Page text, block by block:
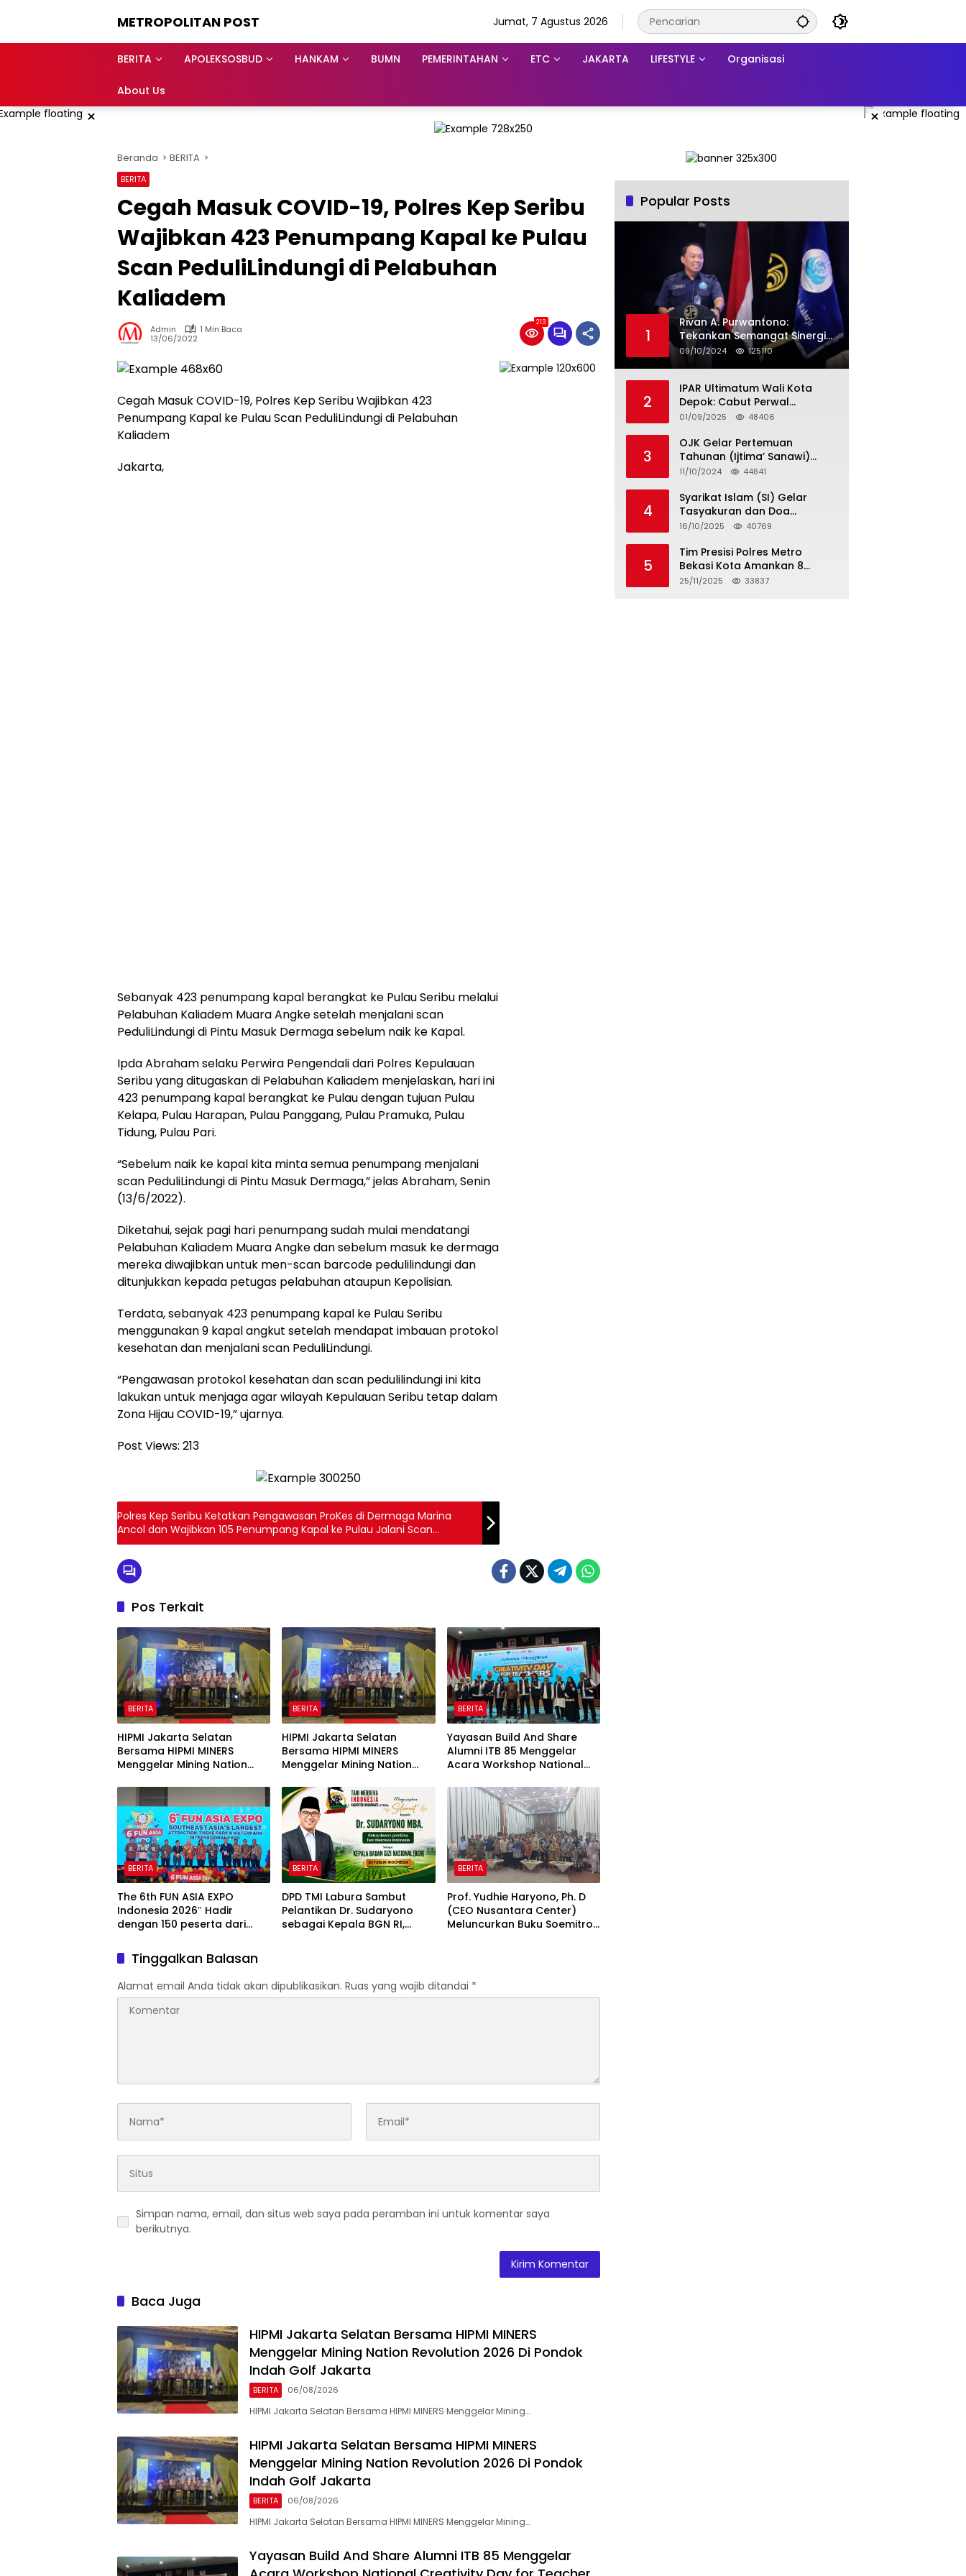
METROPOLITAN POST Jumat, 7 Agustus 2026
BERITA APOLEKSOSBUD HANKAM BUMN PEMERINTAHAN ETC JAKARTA LIFESTYLE Organisasi
About Us
× ×
Beranda BERITA
BERITA
Cegah Masuk COVID-19, Polres Kep Seribu
Wajibkan 423 Penumpang Kapal ke Pulau
Scan PeduliLindungi di Pelabuhan
Kaliadem
Admin
1 Min Baca
13/06/2022
213
Cegah Masuk COVID-19, Polres Kep Seribu Wajibkan 423
Penumpang Kapal ke Pulau Scan PeduliLindungi di Pelabuhan
Kaliadem
Jakarta,
Sebanyak 423 penumpang kapal berangkat ke Pulau Seribu melalui
Pelabuhan Kaliadem Muara Angke setelah menjalani scan
PeduliLindungi di Pintu Masuk Dermaga sebelum naik ke Kapal.
Ipda Abraham selaku Perwira Pengendali dari Polres Kepulauan
Seribu yang ditugaskan di Pelabuhan Kaliadem menjelaskan, hari ini
423 penumpang kapal berangkat ke Pulau dengan tujuan Pulau
Kelapa, Pulau Harapan, Pulau Panggang, Pulau Pramuka, Pulau
Tidung, Pulau Pari.
“Sebelum naik ke kapal kita minta semua penumpang menjalani
scan PeduliLindungi di Pintu Masuk Dermaga,” jelas Abraham, Senin
(13/6/2022).
Diketahui, sejak pagi hari penumpang sudah mulai mendatangi
Pelabuhan Kaliadem Muara Angke dan sebelum masuk ke dermaga
mereka diwajibkan untuk men-scan barcode pedulilindungi dan
ditunjukkan kepada petugas pelabuhan ataupun Kepolisian.
Terdata, sebanyak 423 penumpang kapal ke Pulau Seribu
menggunakan 9 kapal angkut setelah mendapat imbauan protokol
kesehatan dan menjalani scan PeduliLindungi.
“Pengawasan protokol kesehatan dan scan pedulilindungi ini kita
lakukan untuk menjaga agar wilayah Kepulauan Seribu tetap dalam
Zona Hijau COVID-19,” ujarnya.
Post Views: 213
Polres Kep Seribu Ketatkan Pengawasan ProKes di Dermaga Marina
Ancol dan Wajibkan 105 Penumpang Kapal ke Pulau Jalani Scan
PeduliLindungi
Pos Terkait
BERITA
HIPMI Jakarta Selatan
Bersama HIPMI MINERS
Menggelar Mining Nation
Indah Golf Jakarta
BERITA
HIPMI Jakarta Selatan
Bersama HIPMI MINERS
Menggelar Mining Nation
Indah Golf Jakarta
BERITA
Yayasan Build And Share
Alumni ITB 85 Menggelar
Acara Workshop National
2026 & Dibuka Resmi
Pramono Anung (Gubernur
DKI Jakarta)
BERITA
The 6th FUN ASIA EXPO
Indonesia 2026″ Hadir
dengan 150 peserta dari
Industri Taman Rekreasi dan
Ekosistem Pariwisata di
Tanah Air
BERITA
DPD TMI Labura Sambut
Pelantikan Dr. Sudaryono
sebagai Kepala BGN RI,
BERITA
Prof. Yudhie Haryono, Ph. D
(CEO Nusantara Center)
Meluncurkan Buku Soemitro
Simposium Nasional
bertema “Urgensi Undang-
Tinggalkan Balasan
Alamat email Anda tidak akan dipublikasikan. Ruas yang wajib ditandai *
Simpan nama, email, dan situs web saya pada peramban ini untuk komentar saya
berikutnya.
Baca Juga
HIPMI Jakarta Selatan Bersama HIPMI MINERS
Menggelar Mining Nation Revolution 2026 Di Pondok
Indah Golf Jakarta
BERITA 06/08/2026
HIPMI Jakarta Selatan Bersama HIPMI MINERS Menggelar Mining…
HIPMI Jakarta Selatan Bersama HIPMI MINERS
Menggelar Mining Nation Revolution 2026 Di Pondok
Indah Golf Jakarta
BERITA 06/08/2026
HIPMI Jakarta Selatan Bersama HIPMI MINERS Menggelar Mining…
Yayasan Build And Share Alumni ITB 85 Menggelar
Popular Posts
1
Rivan A. Purwantono:
Tekankan Semangat Sinergi
dan Kolaborasi dalam
Rakernas Serikat Pekerja Jasa
09/10/2024 125110
2
IPAR Ultimatum Wali Kota
Depok: Cabut Perwal
Tunjangan DPRD Rp40 Juta
Aksi Rakyat
01/09/2025 48406
3
OJK Gelar Pertemuan
Tahunan (Ijtima’ Sanawi)
Dewan Pengawas Syariah
11/10/2024 44841
4
Syarikat Islam (SI) Gelar
Tasyakuran dan Doa
Bersama Organisasi
16/10/2025 40769
5
Tim Presisi Polres Metro
Bekasi Kota Amankan 8
Remaja Diduga Hendak
25/11/2025 33837